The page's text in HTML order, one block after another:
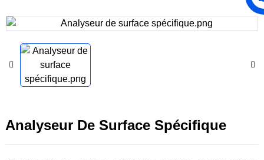
Analyseur De Surface Spécifique